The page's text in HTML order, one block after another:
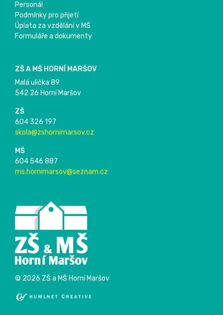
Personál
Podmínky pro přijetí
Úplata za vzdělání v MŠ
Formuláře a dokumenty
ZŠ A MŠ HORNÍ MARŠOV
Malá ulička 89
542 26 Horní Maršov
ZŠ
604 326 197
skola@zshornimarsov.cz
MŠ
604 546 887
ms.hornimarsov@seznam.cz
© 2026 ZŠ a MŠ Horní Maršov